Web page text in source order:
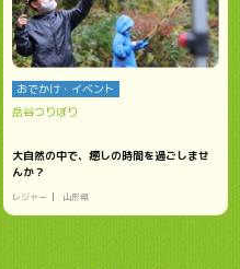
おでかけ・イベント
岳谷つりぼり
大自然の中で、癒しの時間を過ごしませ
んか？
レジャー 山形県